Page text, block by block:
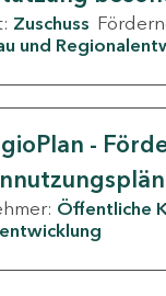
Zuschuss
und
-
Öffentliche